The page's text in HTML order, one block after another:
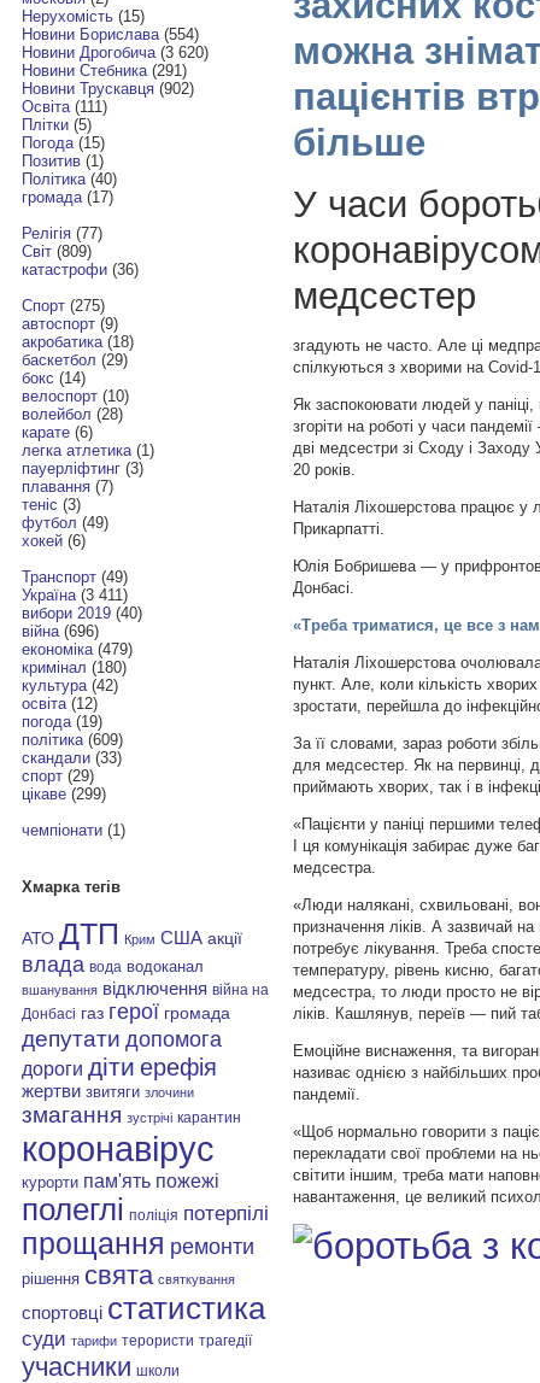
Нерухомість(15)
Новини Борислава(554)
Новини Дрогобича(3 620)
Новини Стебника(291)
Новини Трускавця(902)
Освіта(111)
Плітки(5)
Погода(15)
Позитив(1)
Політика(40)
громада(17)
Релігія(77)
Світ(809)
катастрофи(36)
Спорт(275)
автоспорт(9)
акробатика(18)
баскетбол (29)
бокс (14)
велоспорт(10)
волейбол (28)
карате(6)
легка атлетика(1)
пауерліфтинг(3)
плавання(7)
теніс (3)
футбол (49)
хокей(6)
Транспорт(49)
Україна(3 411)
вибори 2019(40)
війна(696)
економіка(479)
кримінал (180)
культура(42)
освіта(12)
погода(19)
політика(609)
скандали(33)
спорт(29)
цікаве(299)
чемпіонати(1)
Хмарка тегів
АТО ДТП Крим США акції
влада вода водоканал
вшанування відключення війна на
Донбасі газ герої громада
депутати допомога
дороги діти ерефія
жертви звитяги злочини
змагання зустрічі карантин
коронавірус
курорти пам'ять пожежі
полеглі поліція потерпілі
прощання ремонти
рішення свята святкування
спортовці статистика
суди тарифи терористи трагедії
учасники школи
можна
пацієнтів
більше
У часи
медсестер
згадують не часто. Але ці
спілкуються з хворими на Covid-
Як заспокоювати людей у
згоріти на роботі у часи
дві медсестри зі Сходу і Заходу
20 років.
Наталія Ліхошерстова працює у
Прикарпатті.
Юлія Бобришева — у
Донбасі.
«Треба триматися, це все з
Наталія Ліхошерстова
пункт. Але, коли кількість
зростати, перейшла до
За її словами, зараз роботи
для медсестер. Як на первинці,
приймають хворих, так і в
«Пацієнти у паніці першими
І ця комунікація забирає дуже
медсестра.
«Люди налякані, схвильовані,
призначення ліків. А зазвичай
потребує лікування. Треба
температуру, рівень кисню,
медсестра, то люди просто не
ліків. Кашлянув, переїв — пий
Емоційне виснаження, та
називає однією з найбільших
пандемії.
«Щоб нормально говорити з
перекладати свої проблеми на
світити іншим, треба мати
навантаження, це великий